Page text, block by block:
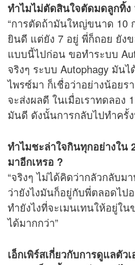
ทำไมไม่ตัดสินใจตัดมดลูกทิ้ง
“การตัดถ้ามันใหญ่ขนาด 10
ยินดี แต่ยัง 7 อยู่ พี่ก็ถอย ยัง
แบบนี้ไปก่อน ขอทำระบบ
จริงๆ ระบบ Autophagy มันไ
ไพรซ์มา ก็เชื่อว่าอย่างน้อยร
จะส่งผลดี ในเมื่อเราทดลอง
มันดี ดังนั้นการกลับไปทำครั้
ทำไมชะล่าใจกินทุกอย่างใน
มาอีกเหรอ ?
“จริงๆ ไม่ได้คิดว่ากลัวกลับม
ว่ายังไงมันก็อยู่กับพี่ตลอดไป
ทำยังไงที่จะเมนเทนให้อยู่ใ
ได้มากกว่า”
เอ็กเพิร์สเกี่ยวกับการดูแลตัว